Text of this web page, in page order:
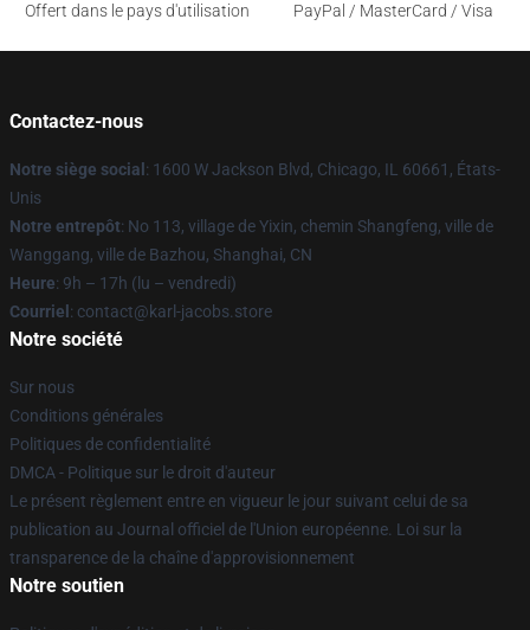
Offert dans le pays d'utilisation
PayPal / MasterCard / Visa
Contactez-nous
Notre siège social : 1600 W Jackson Blvd, Chicago, IL 60661, États-
Unis
Notre entrepôt: No 113, village de Yixin, chemin Shangfeng, ville de
Wanggang, ville de Bazhou, Shanghai, CN
Heure: 9h – 17h (lu – vendredi)
Courriel : contact@karl-jacobs.store
Notre société
Sur nous
Conditions générales
Politiques de confidentialité
DMCA - Politique sur le droit d'auteur
Le présent règlement entre en vigueur le jour suivant celui de sa
publication au Journal officiel de l'Union européenne. Loi sur la
transparence de la chaîne d'approvisionnement
Notre soutien